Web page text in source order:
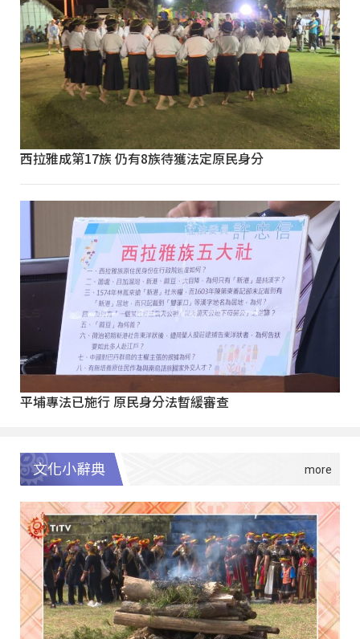
西拉雅成第17族 仍有8族待獲法定原民身分
平埔專法已施行 原民身分法暫緩審查
文化小辭典